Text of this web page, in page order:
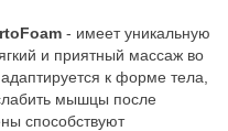
- имеет уникальную
и приятный массаж во
к форме тела,
мышцы после
способствуют